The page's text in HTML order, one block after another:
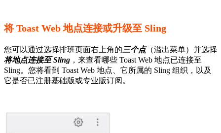
将 Toast Web 地点连接或升级至 Sling
您可以通过选择排班页面右上角的 三个点（溢出菜单）并选择
将地点连接至 Sling ，来查看哪些 Toast Web 地点已连接至
Sling。您将看到 Toast Web 地点、它所属的 Sling 组织，以及
它是否已注册基础版或专业版订阅。